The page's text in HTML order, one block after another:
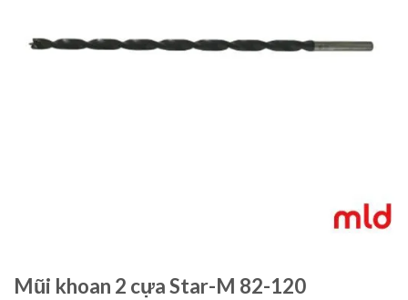
Mũi khoan 2 cựa Star-M 82-120